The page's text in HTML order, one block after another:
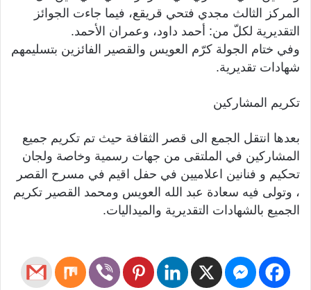
المركز الثالث مجدي فتحي قريقع، فيما جاءت الجوائز
التقديرية لكلّ من: أحمد داود، وعمران الأحمد.
وفي ختام الجولة كرّم العويس والقصير الفائزين بتسليمهم
شهادات تقديرية.
تكريم المشاركين
بعدها انتقل الجمع الى قصر الثقافة حيث تم تكريم جميع
المشاركين في الملتقى من جهات رسمية وخاصة ولجان
تحكيم و فنانين اعلاميين في حفل اقيم في مسرح القصر
، وتولى فيه سعادة عبد الله العويس ومحمد القصير تكريم
الجميع بالشهادات التقديرية والميداليات.